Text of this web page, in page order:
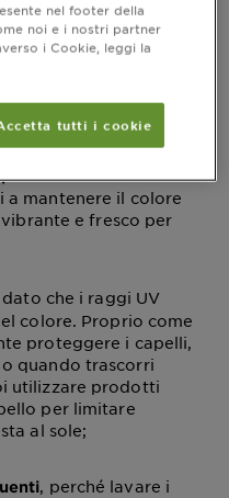
dei capelli
a lungo
a lungo
la chiave è adottare
. Ecco alcuni
a mantenere il colore
e fresco per
dato che i raggi UV
colore. Proprio come
proteggere i capelli,
quando trascorri
utilizzare prodotti
per limitare
al sole;
, perché lavare i
nel footer della
noi e i nostri partner
i Cookie, leggi la
tutti i cookie